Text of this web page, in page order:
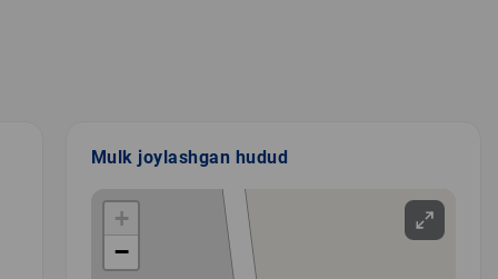
Mulk joylashgan hudud
+
−